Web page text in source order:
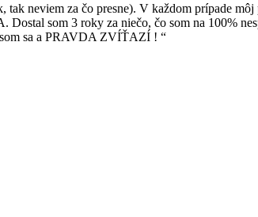
neviem za čo presne). V každom prípade
som 3 roky za niečo, čo som na 100%
sa a PRAVDA ZVÍŤAZÍ ! “